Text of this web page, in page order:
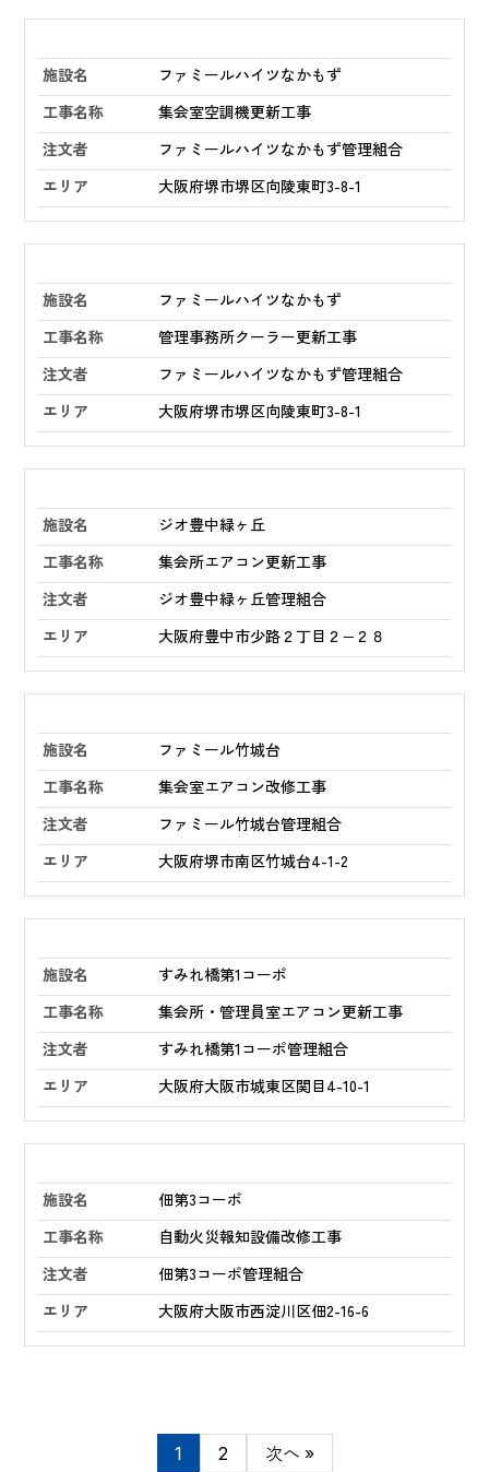
ファミールハイツなかもず
集会室空調機更新工事
ファミールハイツなかもず管理組合
大阪府堺市堺区向陵東町3-8-1
ファミールハイツなかもず
管理事務所クーラー更新工事
ファミールハイツなかもず管理組合
大阪府堺市堺区向陵東町3-8-1
ジオ豊中緑ヶ丘
集会所エアコン更新工事
ジオ豊中緑ヶ丘管理組合
大阪府豊中市少路２丁目２−２８
ファミール竹城台
集会室エアコン改修工事
ファミール竹城台管理組合
大阪府堺市南区竹城台4-1-2
すみれ橋第1コーポ
集会所・管理員室エアコン更新工事
すみれ橋第1コーポ管理組合
大阪府大阪市城東区関目4-10-1
佃第3コーポ
自動火災報知設備改修工事
佃第3コーポ管理組合
大阪府大阪市西淀川区佃2-16-6
1 2 次へ »